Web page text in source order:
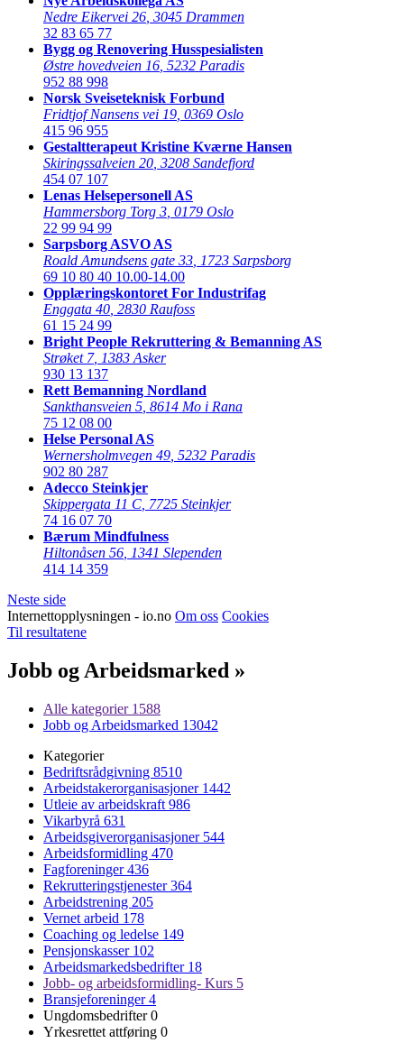
Nedre Eikervei 26 3045 Drammen
32 83 65 77
Bygg og Renovering Husspesialisten
Østre hovedveien 16 5232 Paradis
952 88 998
Norsk Sveiseteknisk Forbund
Fridtjof Nansens vei 19 0369 Oslo
415 96 955
Gestaltterapeut Kristine Kværne Hansen
Skiringssalveien 20 3208 Sandefjord
454 07 107
Lenas Helsepersonell AS
Hammersborg Torg 3 0179 Oslo
22 99 94 99
Sarpsborg ASVO AS
Roald Amundsens gate 33 1723 Sarpsborg
69 10 80 40 10.00-14.00
Opplæringskontoret For Industrifag
Enggata 40 2830 Raufoss
61 15 24 99
Bright People Rekruttering & Bemanning AS
Strøket 7, 1383 Asker
930 13 137
Rett Bemanning Nordland
Sankthansveien 5 8614 Mo i Rana
75 12 08 00
Helse Personal AS
Wernersholmvegen 49 5232 Paradis
902 80 287
Adecco Steinkjer
Skippergata 11 C 7725 Steinkjer
74 16 07 70
Bærum Mindfulness
Hiltonåsen 56 1341 Slependen
414 14 359
Neste side
Internettopplysningen - io.no Om oss Cookies
Til resultatene
Jobb og Arbeidsmarked »
Alle kategorier 1588
Jobb og Arbeidsmarked 13042
Kategorier
Bedriftsrådgivning 8510
Arbeidstakerorganisasjoner 1442
Utleie av arbeidskraft 986
Vikarbyrå 631
Arbeidsgiverorganisasjoner 544
Arbeidsformidling 470
Fagforeninger436
Rekrutteringstjenester364
Arbeidstrening 205
Vernet arbeid 178
Coaching og ledelse 149
Pensjonskasser 102
Arbeidsmarkedsbedrifter 18
Jobb- og arbeidsformidling- Kurs 5
Bransjeforeninger4
Ungdomsbedrifter0
Yrkesrettet attføring 0